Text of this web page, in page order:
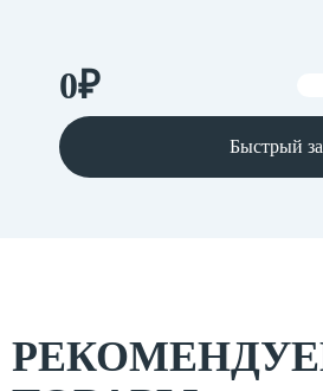
0₽
Быстрый